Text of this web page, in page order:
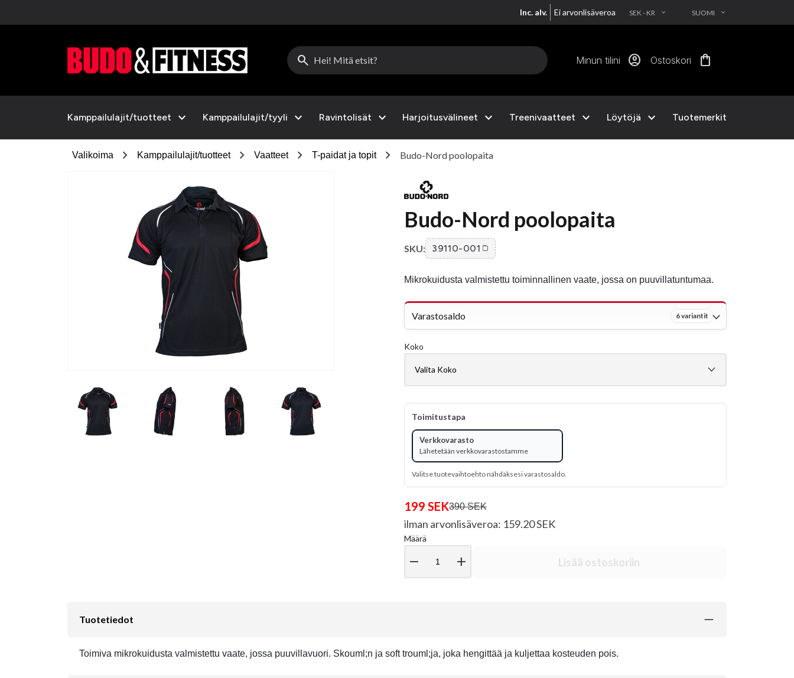
Inc. alv. Ei arvonlisäveroa SEK - KR EXPAND_MORE SUOMI EXPAND_MORE
search Minun tilini account_circle Ostoskori shopping_bag
Kamppailulajit/tuotteet expand_more Kamppailulajit/tyyli expand_more Ravintolisät expand_more Harjoitusvälineet expand_more Treenivaatteet expand_more Löytöjä expand_more Tuotemerkit
Valikoima chevron_right Kamppailulajit/tuotteet chevron_right Vaatteet chevron_right T-paidat ja topit chevron_right Budo-Nord poolopaita
Budo-Nord poolopaita
SKU: 39110-001
Mikrokuidusta valmistettu toiminnallinen vaate, jossa on puuvillatuntumaa.
Varastosaldo 6 variantit
Koko
Toimitustapa
Verkkovarasto
Lähetetään verkkovarastostamme
Valitse tuotevaihtoehto nähdäksesi varastosaldo.
199 SEK390 SEK
ilman arvonlisäveroa: 159.20 SEK
Määrä
remove add Lisää ostoskoriin
Tuotetiedot
Toimiva mikrokuidusta valmistettu vaate, jossa puuvillavuori. Skouml;n ja soft trouml;ja, joka hengittää ja kuljettaa kosteuden pois.